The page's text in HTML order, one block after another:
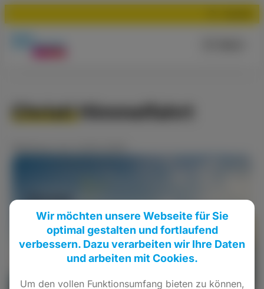
Christi Himmelfahrt
Wir möchten unsere Webseite für Sie
optimal gestalten und fortlaufend
verbessern. Dazu verarbeiten wir Ihre Daten
und arbeiten mit Cookies.
Um den vollen Funktionsumfang bieten zu können,